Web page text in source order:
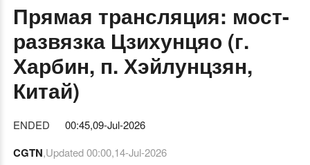
Прямая трансляция: мост-
развязка Цзихунцяо (г.
Харбин, п. Хэйлунцзян,
Китай)
ENDED 00:45,09-Jul-2026
CGTN,Updated00:00,14-Jul-2026